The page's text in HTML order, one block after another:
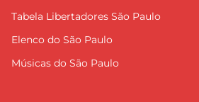
Tabela Libertadores São Paulo
Elenco do São Paulo
Músicas do São Paulo